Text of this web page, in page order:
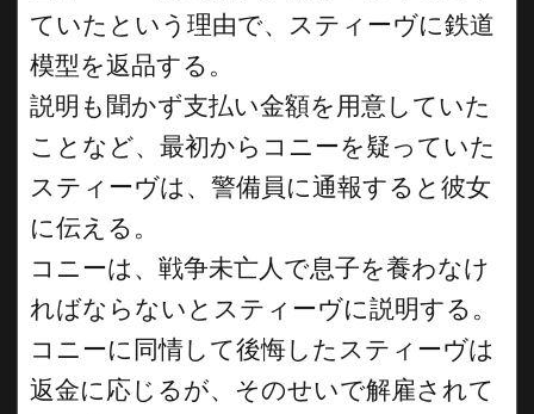
ていたという理由で、スティーヴに鉄道
模型を返品する。
説明も聞かず支払い金額を用意していた
ことなど、最初からコニーを疑っていた
スティーヴは、警備員に通報すると彼女
に伝える。
コニーは、戦争未亡人で息子を養わなけ
ればならないとスティーヴに説明する。
コニーに同情して後悔したスティーヴは
返金に応じるが、そのせいで解雇されて